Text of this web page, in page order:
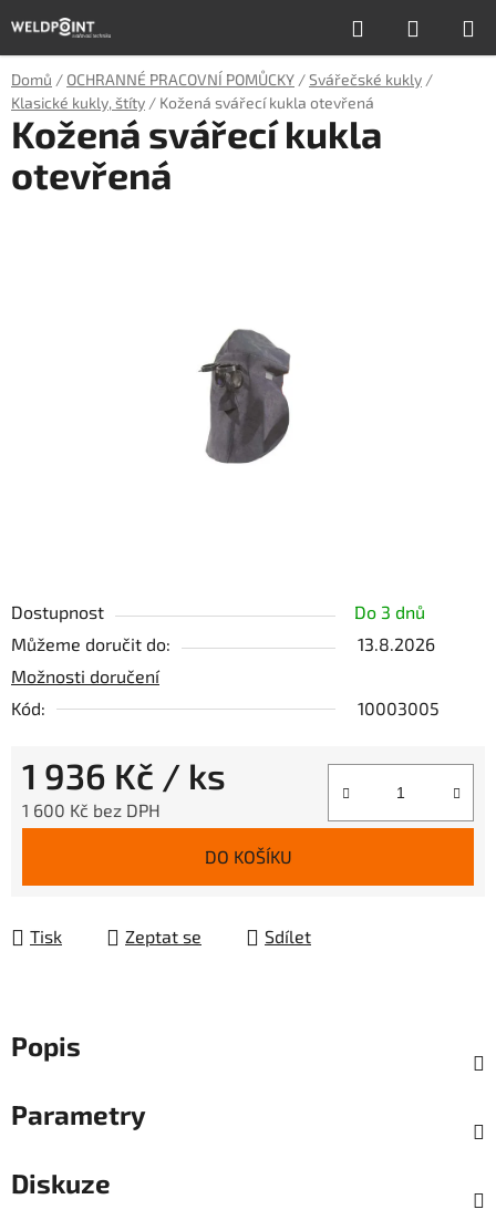
na
obsah
Hledat
KOŠÍK
Domů / OCHRANNÉ PRACOVNÍ POMŮCKY /Svářečské kukly /
Klasické kukly, štíty / Kožená svářecí kukla otevřená
Dostupnost
Do 3 dnů
Můžeme doručit do:
13.8.2026
Možnosti doručení
Kód:
10003005
1 936 Kč / ks
1 600 Kč bez DPH
DO KOŠÍKU
Tisk Zeptat se Sdílet
Kožená svářecí kukla
otevřená
Popis
Parametry
Diskuze